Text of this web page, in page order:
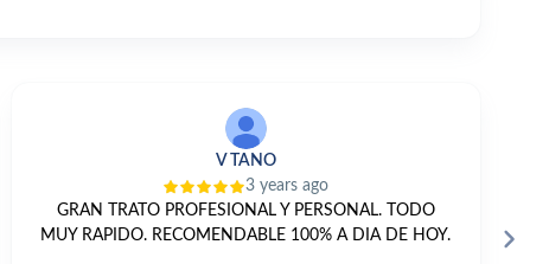
V TANO
3 years ago
GRAN TRATO PROFESIONAL Y PERSONAL. TODO
MUY RAPIDO. RECOMENDABLE 100% A DIA DE HOY.